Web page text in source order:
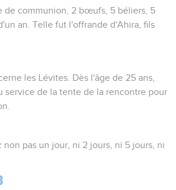
de communion, 2 bœufs, 5 béliers, 5
an. Telle fut l'offrande d'Ahira, fils
les Lévites. Dès l'âge de 25 ans,
service de la tente de la rencontre pour
non pas un jour, ni 2 jours, ni 5 jours, ni